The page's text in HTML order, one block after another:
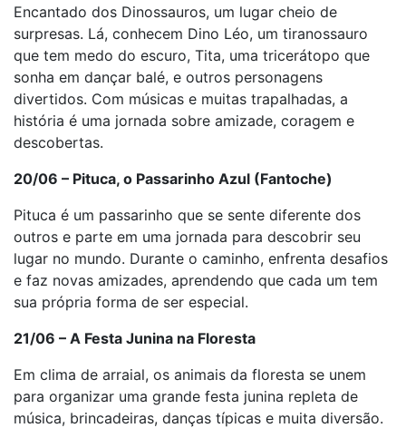
Encantado dos Dinossauros, um lugar cheio de
surpresas. Lá, conhecem Dino Léo, um tiranossauro
que tem medo do escuro, Tita, uma tricerátopo que
sonha em dançar balé, e outros personagens
divertidos. Com músicas e muitas trapalhadas, a
história é uma jornada sobre amizade, coragem e
descobertas.
20/06 – Pituca, o Passarinho Azul (Fantoche)
Pituca é um passarinho que se sente diferente dos
outros e parte em uma jornada para descobrir seu
lugar no mundo. Durante o caminho, enfrenta desafios
e faz novas amizades, aprendendo que cada um tem
sua própria forma de ser especial.
21/06 – A Festa Junina na Floresta
Em clima de arraial, os animais da floresta se unem
para organizar uma grande festa junina repleta de
música, brincadeiras, danças típicas e muita diversão.